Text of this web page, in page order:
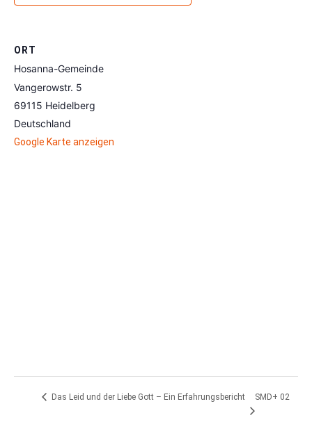
ORT
Hosanna-Gemeinde
Vangerowstr. 5
Heidelberg
,
69115
Deutschland
Google Karte anzeigen
Das Leid und der Liebe Gott – Ein Erfahrungsbericht SMD+ 02